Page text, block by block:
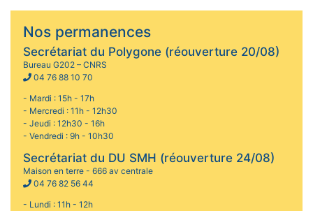
Nos permanences
Secrétariat du Polygone (réouverture 20/08)
Bureau G202 – CNRS
04 76 88 10 70
- Mardi : 15h - 17h
- Mercredi : 11h - 12h30
- Jeudi : 12h30 - 16h
- Vendredi : 9h - 10h30
Secrétariat du DU SMH (réouverture 24/08)
Maison en terre - 666 av centrale
04 76 82 56 44
- Lundi : 11h - 12h